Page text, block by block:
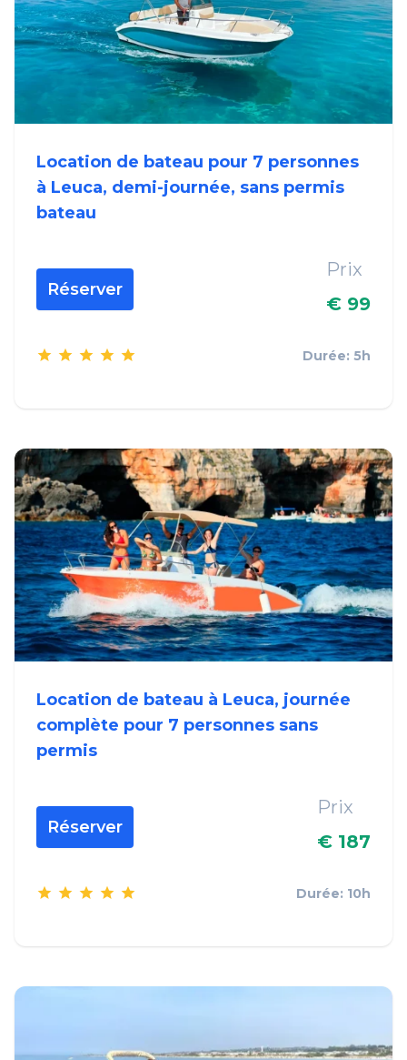
Location de bateau pour 7 personnes
à Leuca, demi-journée, sans permis
bateau
Réserver
Prix
€ 99
Durée: 5h
Location de bateau à Leuca, journée
complète pour 7 personnes sans
permis
Réserver
Prix
€ 187
Durée: 10h